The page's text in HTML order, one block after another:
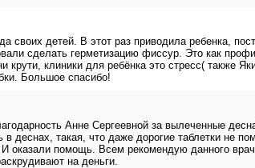
своих детей. В этот раз приводила ребенка,
сделать герметизацию фиссур. Это как
крути, клиники для ребёнка это стресс( также
Большое спасибо!
Анне Сергеевной за вылеченные
в деснах, такая, что даже дорогие таблетки не
И оказали помощь. Всем рекомендую данного
на деньги.